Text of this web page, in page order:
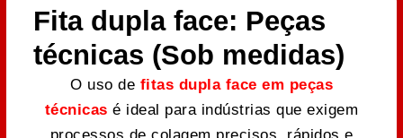
Fita dupla face: Peças
técnicas (Sob medidas)
O uso de fitas dupla face em peças
técnicas é ideal para indústrias que exigem